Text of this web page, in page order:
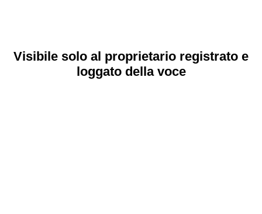
Visibile solo al proprietario registrato e
loggato della voce